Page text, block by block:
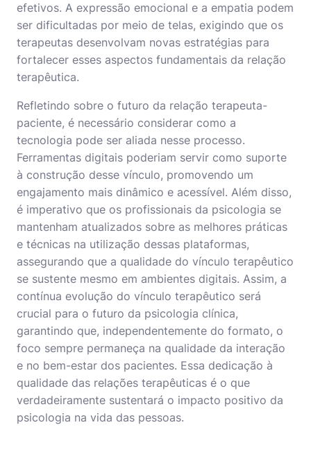
efetivos. A expressão emocional e a empatia podem
ser dificultadas por meio de telas, exigindo que os
terapeutas desenvolvam novas estratégias para
fortalecer esses aspectos fundamentais da relação
terapêutica.
Refletindo sobre o futuro da relação terapeuta-
paciente, é necessário considerar como a
tecnologia pode ser aliada nesse processo.
Ferramentas digitais poderiam servir como suporte
à construção desse vínculo, promovendo um
engajamento mais dinâmico e acessível. Além disso,
é imperativo que os profissionais da psicologia se
mantenham atualizados sobre as melhores práticas
e técnicas na utilização dessas plataformas,
assegurando que a qualidade do vínculo terapêutico
se sustente mesmo em ambientes digitais. Assim, a
contínua evolução do vínculo terapêutico será
crucial para o futuro da psicologia clínica,
garantindo que, independentemente do formato, o
foco sempre permaneça na qualidade da interação
e no bem-estar dos pacientes. Essa dedicação à
qualidade das relações terapêuticas é o que
verdadeiramente sustentará o impacto positivo da
psicologia na vida das pessoas.